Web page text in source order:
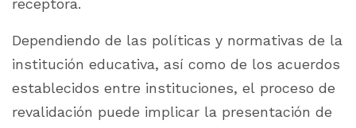
receptora.
Dependiendo de las políticas y normativas de la
institución educativa, así como de los acuerdos
establecidos entre instituciones, el proceso de
revalidación puede implicar la presentación de